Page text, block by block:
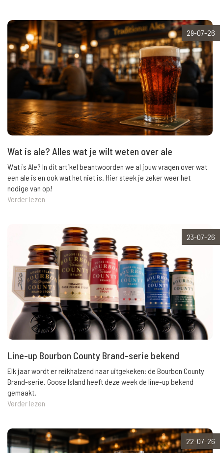
29-07-26
Wat is ale? Alles wat je wilt weten over ale
Wat is Ale? In dit artikel beantwoorden we al jouw vragen over wat
een ale is en ook wat het niet is. Hier steek je zeker weer het
nodige van op!
Verder lezen
23-07-26
Line-up Bourbon County Brand-serie bekend
Elk jaar wordt er reikhalzend naar uitgekeken: de Bourbon County
Brand-serie. Goose Island heeft deze week de line-up bekend
gemaakt.
Verder lezen
22-07-26